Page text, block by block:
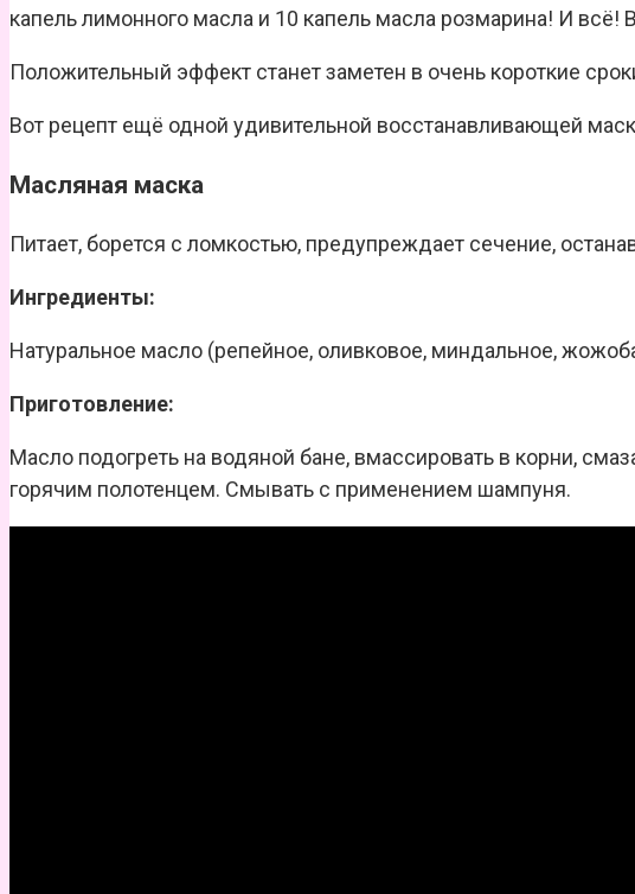
капель лимонного масла и 10 капель масла розмарина! И всё!
Положительный эффект станет заметен в очень короткие
Вот рецепт ещё одной удивительной восстанавливающей
Масляная маска
Питает, борется с ломкостью, предупреждает сечение,
Ингредиенты:
Натуральное масло (репейное, оливковое, миндальное,
Приготовление:
Масло подогреть на водяной бане, вмассировать в корни,
горячим полотенцем. Смывать с применением шампуня.